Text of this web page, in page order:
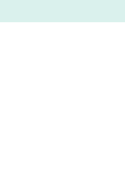
cookies